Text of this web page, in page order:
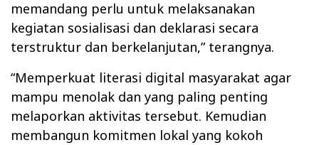
memandang perlu untuk melaksanakan
kegiatan sosialisasi dan deklarasi secara
terstruktur dan berkelanjutan,” terangnya.
“Memperkuat literasi digital masyarakat agar
mampu menolak dan yang paling penting
melaporkan aktivitas tersebut. Kemudian
membangun komitmen lokal yang kokoh